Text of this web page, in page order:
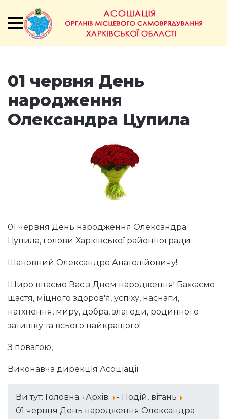
01 червня День
народження
Олександра Цупила
01 червня День народження Олександра
Цупила, голови Харківської районної ради
Шановний Олександре Анатолійовичу!
Щиро вітаємо Вас з Днем народження! Бажаємо
щастя, міцного здоров'я, успіху, наснаги,
натхнення, миру, добра, злагоди, родинного
затишку та всього найкращого!
З повагою,
Виконавча дирекція Асоціації
Ви тут: Головна Архів:
- Подій, вітань
01 червня День народження Олександра